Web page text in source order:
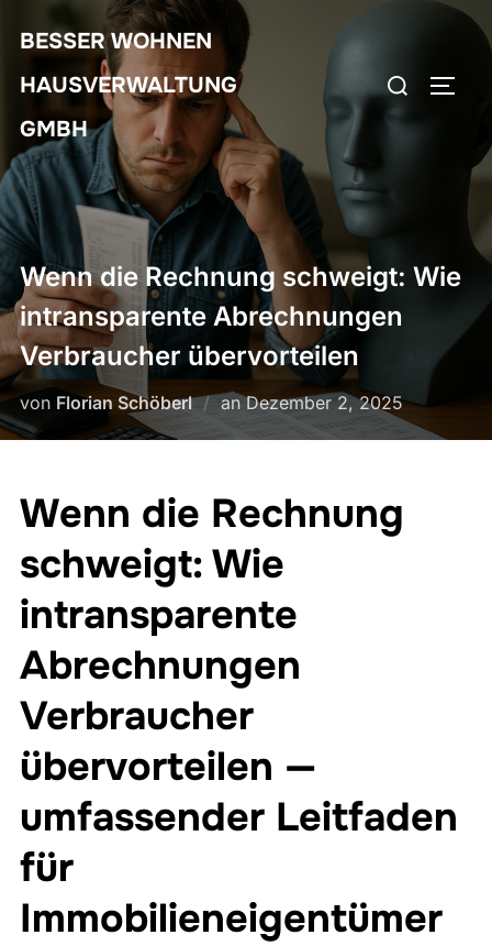
Inhalt
springen
BESSER WOHNEN
HAUSVERWALTUNG
GMBH
Suchen
nach:
Wenn die Rechnung schweigt: Wie
intransparente Abrechnungen
Verbraucher übervorteilen
von Florian Schöberl anVeröffentlicht
Dezember 2, 2025
Wenn die Rechnung
schweigt: Wie
intransparente
Abrechnungen
Verbraucher
übervorteilen —
umfassender Leitfaden
für
Immobilieneigentümer